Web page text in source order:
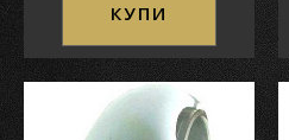
КУПИ